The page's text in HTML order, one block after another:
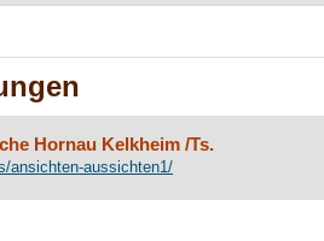
Hornau Kelkheim /Ts.
ansichten-aussichten1/